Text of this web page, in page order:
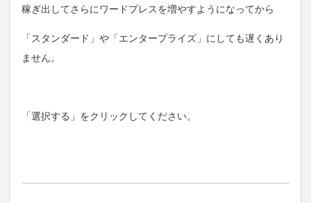
稼ぎ出してさらにワードプレスを増やすようになってから
「スタンダード」や「エンタープライズ」にしても遅くあり
ません。
「選択する」をクリックしてください。